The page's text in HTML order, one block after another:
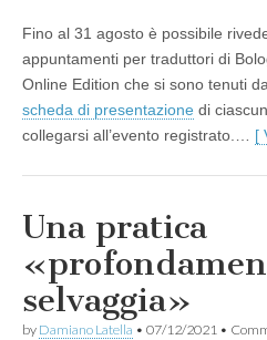
Fino al 31 agosto è possibile
appuntamenti per traduttori di
Online Edition che si sono tenuti
scheda di presentazione di
collegarsi all’evento registrato.… [
Una pratica
selvaggia»
by Damiano Latella • 07/12/2021 •